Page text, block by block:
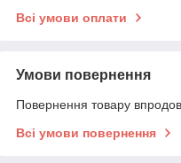
Всі умови оплати
Умови повернення
Повернення товару
Всі умови повернення